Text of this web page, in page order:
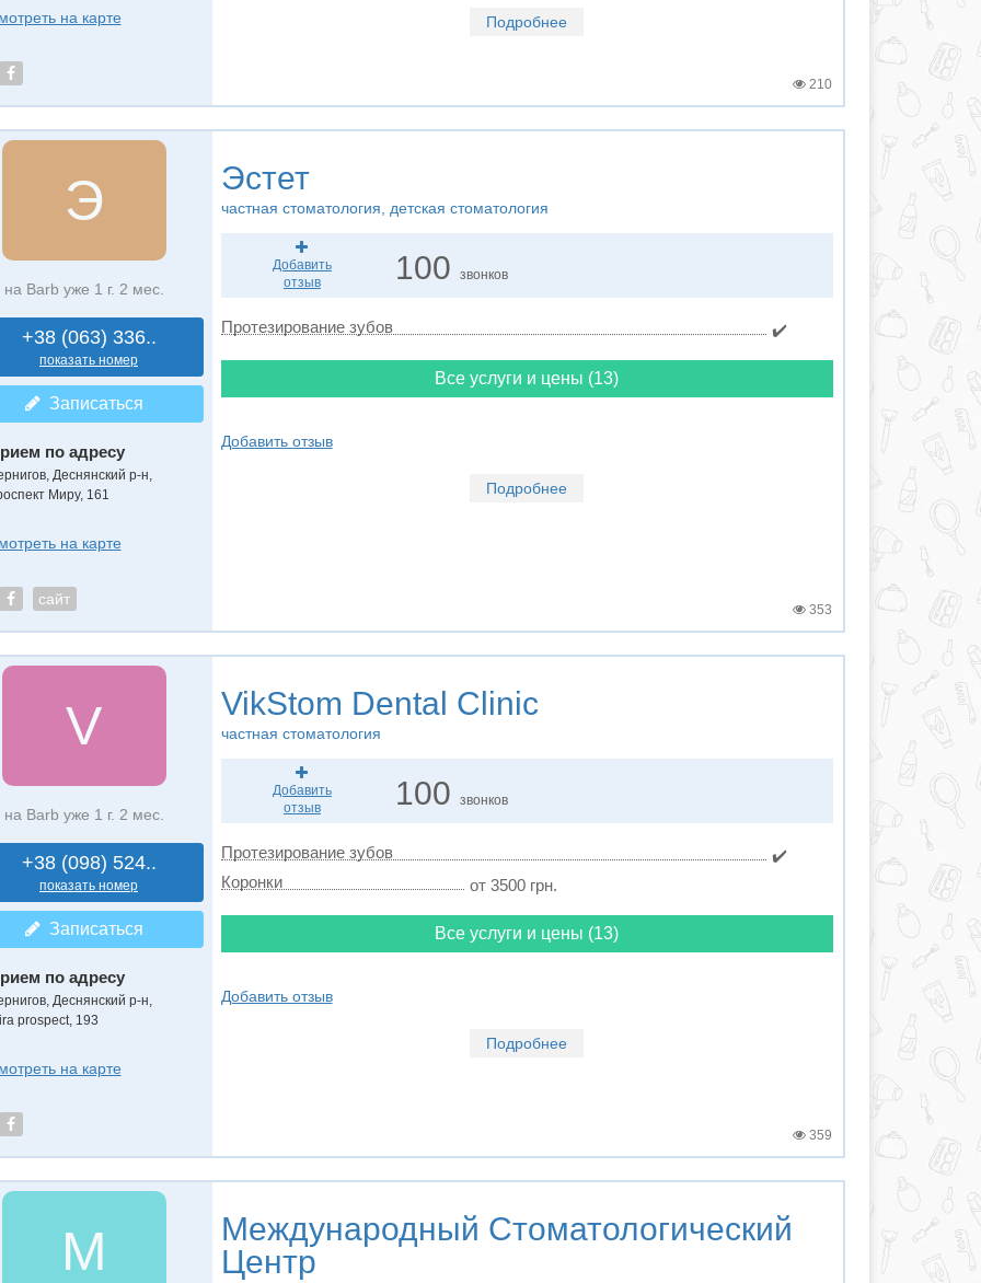
на карте Подробнее
210
Э
на Barb уже 1 г. 2 мес.
+38 (063) 336..
показать номер
Записаться
по адресу
Деснянский р-н,
Миру, 161
на карте
сайт
Эстет
частная стоматология, детская стоматология
Добавить
отзыв
100звонков
Протезирование зубов ✔️
Все услуги и цены (13)
Добавить отзыв
Подробнее
353
V
на Barb уже 1 г. 2 мес.
+38 (098) 524..
показать номер
Записаться
по адресу
Деснянский р-н,
prospect, 193
на карте
VikStom Dental Clinic
частная стоматология
Добавить
отзыв
100звонков
Протезирование зубов
✔️
Коронки
от 3500 грн.
Все услуги и цены (13)
Добавить отзыв
Подробнее
359
М
Международный Стоматологический
Центр